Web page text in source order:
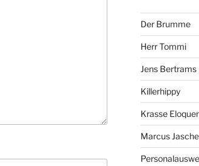
Der Brumme
Herr Tommi
Jens Bertrams
Killerhippy
Krasse
Marcus